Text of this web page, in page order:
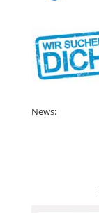
News: